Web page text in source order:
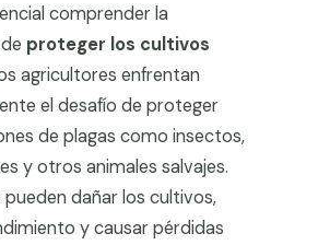
comprender la
proteger los cultivos
agricultores enfrentan
el desafío de proteger
de plagas como insectos,
y otros animales salvajes.
pueden dañar los cultivos,
y causar pérdidas